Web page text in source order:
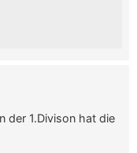
der 1.Divison hat die